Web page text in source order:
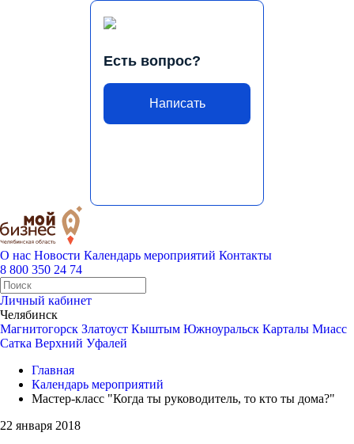
Есть вопрос?
Написать
О нас Новости Календарь мероприятий Контакты
8 800 350 24 74
Личный кабинет
Челябинск
Магнитогорск Златоуст Кыштым Южноуральск Карталы Миасс
Сатка Верхний Уфалей
Главная
Календарь мероприятий
Мастер-класс "Когда ты руководитель, то кто ты дома?"
22 января 2018